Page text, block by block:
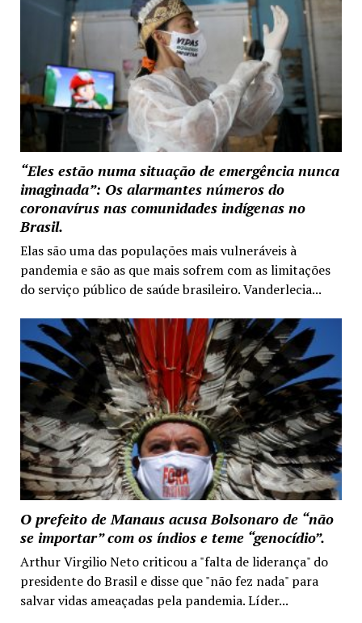
“Eles estão numa situação de emergência nunca
imaginada”: Os alarmantes números do
coronavírus nas comunidades indígenas no
Brasil.
Elas são uma das populações mais vulneráveis à
pandemia e são as que mais sofrem com as limitações
do serviço público de saúde brasileiro. Vanderlecia...
O prefeito de Manaus acusa Bolsonaro de “não
se importar” com os índios e teme “genocídio”.
Arthur Virgilio Neto criticou a "falta de liderança" do
presidente do Brasil e disse que "não fez nada" para
salvar vidas ameaçadas pela pandemia. Líder...